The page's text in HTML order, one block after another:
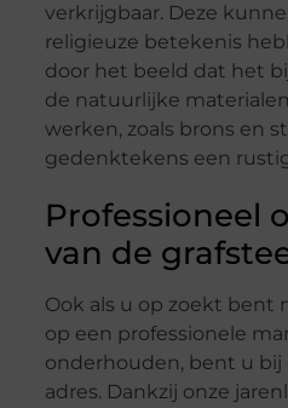
verkrijgbaar. Deze
religieuze betekenis
door het beeld dat het
de natuurlijke
werken, zoals brons en
gedenktekens een
Professioneel
van de
Ook als u op zoekt bent
op een professionele
onderhouden, bent u bij
adres. Dankzij onze